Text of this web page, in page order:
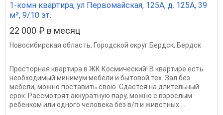
1-комн квартира, ул Первомайская, 125А, д. 125А, 39
м², 9/10 эт.
22 000 ₽ в месяц
Новосибирская область, Городской округ Бердск, Бердск
Просторная квартира в ЖК Космический! В квартире есть
необходимый минимум мебели и бытовой тех. Зал без
мебели, можно поставить свою. Сдается на длительный
срок. Рассмотрят аккуратную пару, можно с взрослым
ребенком или одного человека без в/п и животных....